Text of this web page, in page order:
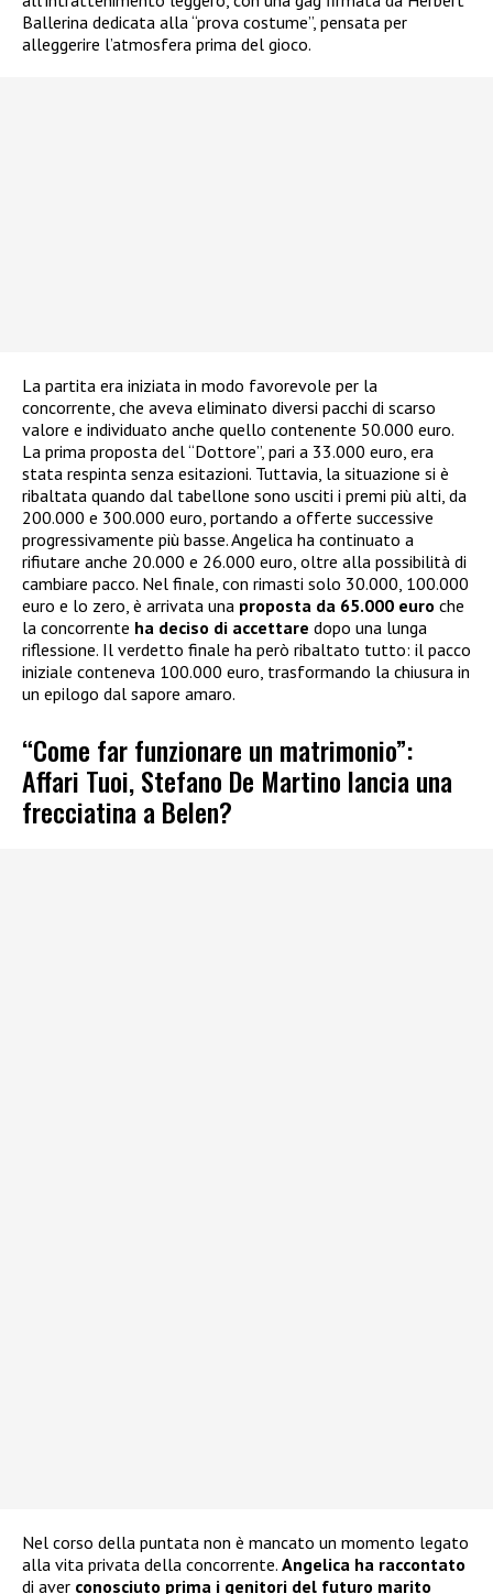
Ballerina dedicata alla “prova costume”, pensata per
alleggerire l’atmosfera prima del gioco.
La partita era iniziata in modo favorevole per la
concorrente, che aveva eliminato diversi pacchi di scarso
valore e individuato anche quello contenente 50.000 euro.
La prima proposta del “Dottore”, pari a 33.000 euro, era
stata respinta senza esitazioni. Tuttavia, la situazione si è
ribaltata quando dal tabellone sono usciti i premi più alti, da
200.000 e 300.000 euro, portando a offerte successive
progressivamente più basse. Angelica ha continuato a
rifiutare anche 20.000 e 26.000 euro, oltre alla possibilità di
cambiare pacco. Nel finale, con rimasti solo 30.000, 100.000
euro e lo zero, è arrivata una proposta da 65.000 euro che
la concorrente ha deciso di accettare dopo una lunga
riflessione. Il verdetto finale ha però ribaltato tutto: il pacco
iniziale conteneva 100.000 euro, trasformando la chiusura in
un epilogo dal sapore amaro.
“Come far funzionare un matrimonio”:
Affari Tuoi, Stefano De Martino lancia una
frecciatina a Belen?
Nel corso della puntata non è mancato un momento legato
alla vita privata della concorrente. Angelica ha raccontato
di aver conosciuto prima i genitori del futuro marito